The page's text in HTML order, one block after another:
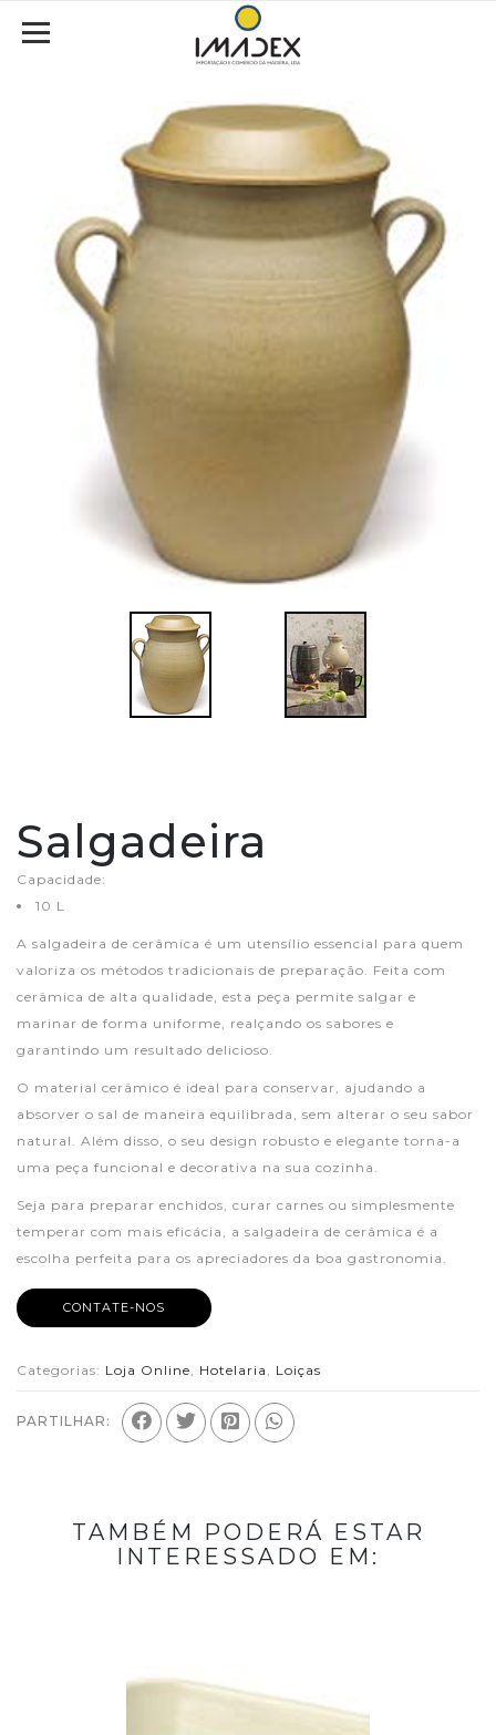
Salgadeira
Capacidade:
10 L
A salgadeira de cerâmica é um utensílio essencial para quem
valoriza os métodos tradicionais de preparação. Feita com
cerâmica de alta qualidade, esta peça permite salgar e
marinar de forma uniforme, realçando os sabores e
garantindo um resultado delicioso.
O material cerâmico é ideal para conservar, ajudando a
absorver o sal de maneira equilibrada, sem alterar o seu sabor
natural. Além disso, o seu design robusto e elegante torna-a
uma peça funcional e decorativa na sua cozinha.
Seja para preparar enchidos, curar carnes ou simplesmente
temperar com mais eficácia, a salgadeira de cerâmica é a
escolha perfeita para os apreciadores da boa gastronomia.
CONTATE-NOS
Categorias: Loja Online, Hotelaria , Loiças
PARTILHAR:
TAMBÉM PODERÁ ESTAR
INTERESSADO EM: